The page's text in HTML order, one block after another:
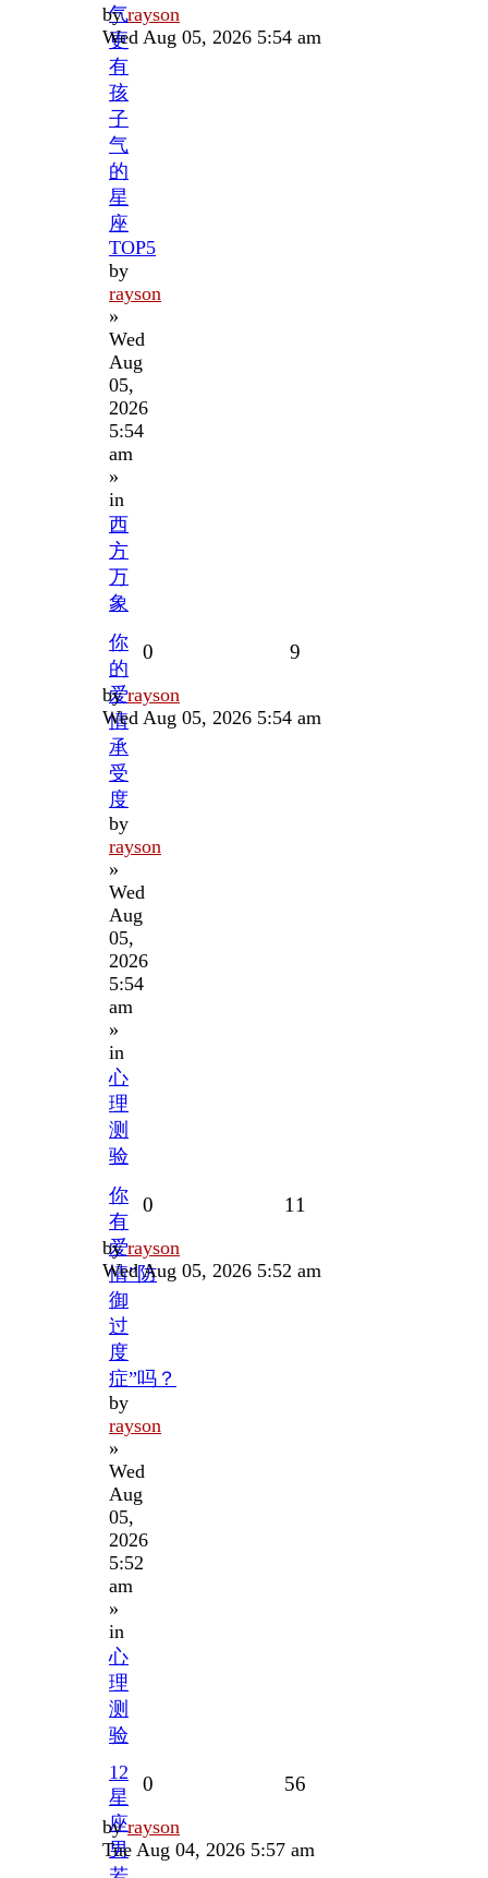
气
更
有
孩
子
气
的
星
座
TOP5
by
rayson
»
Wed
Aug
05,
2026
5:54
am
»
in
西
方
万
象
Last
post
byrayson
Wed Aug 05, 2026 5:54 am
你
的
爱
情
承
受
度
by
rayson
»
Wed
Aug
05,
2026
5:54
am
»
in
心
理
测
验
0 9
Last
post
byrayson
Wed Aug 05, 2026 5:54 am
你
有
爱
情”防
御
过
度
症”吗？
by
rayson
»
Wed
Aug
05,
2026
5:52
am
»
in
心
理
测
验
0 11
Last
post
byrayson
Wed Aug 05, 2026 5:52 am
12
星
座
男
0 56
Last
post
byrayson
Tue Aug 04, 2026 5:57 am